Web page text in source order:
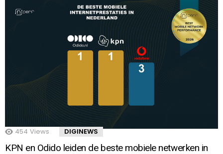
454 Views DIGINEWS
KPN en Odido leiden de beste mobiele netwerken in